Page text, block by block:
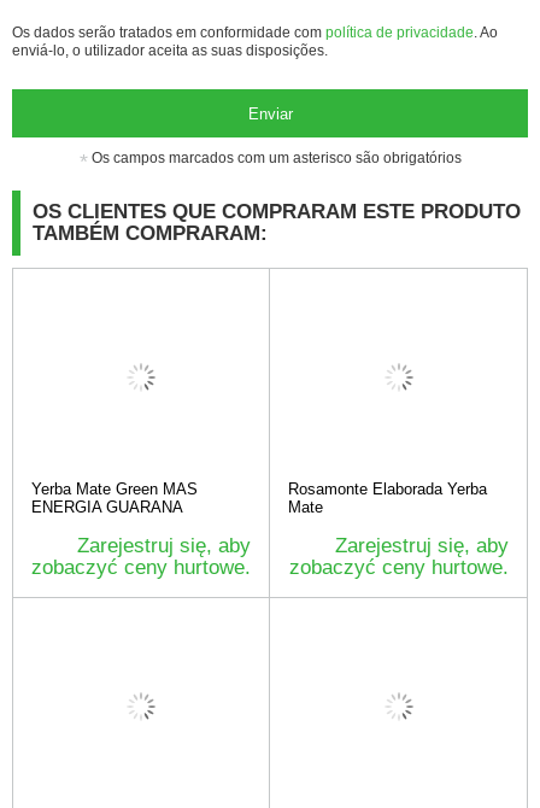
Os dados serão tratados em conformidade com política de privacidade . Ao
enviá-lo, o utilizador aceita as suas disposições.
Enviar
Os campos marcados com um asterisco são obrigatórios
OS CLIENTES QUE COMPRARAM ESTE PRODUTO
TAMBÉM COMPRARAM:
Yerba Mate Green MAS
ENERGIA GUARANA
Zarejestruj się, aby
zobaczyć ceny hurtowe.
Rosamonte Elaborada Yerba
Mate
Zarejestruj się, aby
zobaczyć ceny hurtowe.